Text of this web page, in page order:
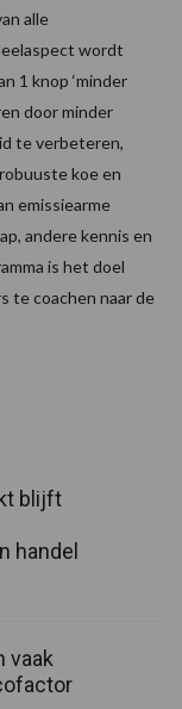
alle
wordt
1 knop ‘minder
door minder
te verbeteren,
koe en
emissiearme
andere kennis en
is het doel
te coachen naar de
blijft
handel
vaak